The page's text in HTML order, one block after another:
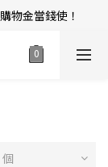
使！
物金當錢使！
！